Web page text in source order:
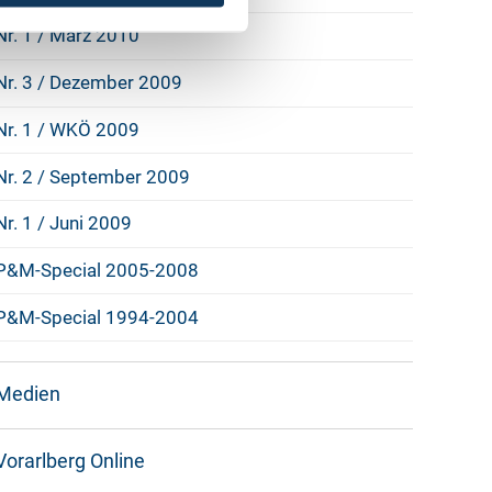
1 / März 2010
3 / Dezember 2009
1 / WKÖ 2009
2 / September 2009
1 / Juni 2009
Special 2005-2008
Special 1994-2004
Online